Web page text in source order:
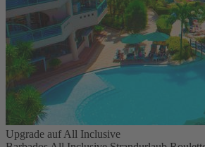
Upgrade auf All Inclusive